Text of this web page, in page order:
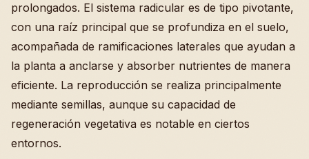
prolongados. El sistema radicular es de tipo pivotante,
con una raíz principal que se profundiza en el suelo,
acompañada de ramificaciones laterales que ayudan a
la planta a anclarse y absorber nutrientes de manera
eficiente. La reproducción se realiza principalmente
mediante semillas, aunque su capacidad de
regeneración vegetativa es notable en ciertos
entornos.